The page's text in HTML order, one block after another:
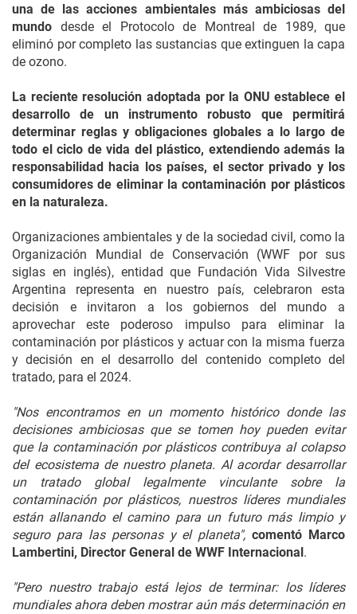
una de las acciones ambientales más ambiciosas del
mundo desde el Protocolo de Montreal de 1989, que
eliminó por completo las sustancias que extinguen la capa
de ozono.
La reciente resolución adoptada por la ONU establece el
desarrollo de un instrumento robusto que permitirá
determinar reglas y obligaciones globales a lo largo de
todo el ciclo de vida del plástico, extendiendo además la
responsabilidad hacia los países, el sector privado y los
consumidores de eliminar la contaminación por plásticos
en la naturaleza.
Organizaciones ambientales y de la sociedad civil, como la
Organización Mundial de Conservación (WWF por sus
siglas en inglés), entidad que Fundación Vida Silvestre
Argentina representa en nuestro país, celebraron esta
decisión e invitaron a los gobiernos del mundo a
aprovechar este poderoso impulso para eliminar la
contaminación por plásticos y actuar con la misma fuerza
y decisión en el desarrollo del contenido completo del
tratado, para el 2024.
"Nos encontramos en un momento histórico donde las
decisiones ambiciosas que se tomen hoy pueden evitar
que la contaminación por plásticos contribuya al colapso
del ecosistema de nuestro planeta. Al acordar desarrollar
un tratado global legalmente vinculante sobre la
contaminación por plásticos, nuestros líderes mundiales
están allanando el camino para un futuro más limpio y
seguro para las personas y el planeta", comentó Marco
Lambertini, Director General de WWF Internacional.
"Pero nuestro trabajo está lejos de terminar: los líderes
mundiales ahora deben mostrar aún más determinación en